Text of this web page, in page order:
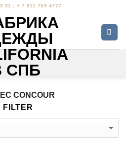
31 ; + 7 911 759 4777
CONCOUR
FILTER